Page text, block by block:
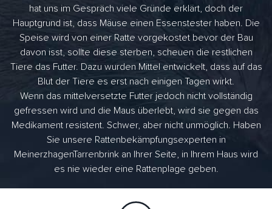
hat uns im Gespräch viele Gründe erklärt, doch der
Hauptgrund ist, dass Mäuse einen Essenstester haben. Die
Speise wird von einer Ratte vorgekostet bevor der Bau
davon isst, sollte diese sterben, scheuen die restlichen
Tiere das Futter. Dazu wurden Mittel entwickelt, dass auf das
Blut der Tiere es erst nach einigen Tagen wirkt.
Wenn das mittelversetzte Futter jedoch nicht vollständig
gefressen wird und die Maus überlebt, wird sie gegen das
Medikament resistent. Schwer, aber nicht unmöglich. Haben
Sie unsere Rattenbekämpfungsexperten in
MeinerzhagenTarrenbrink an Ihrer Seite, in Ihrem Haus wird
es nie wieder eine Rattenplage geben.